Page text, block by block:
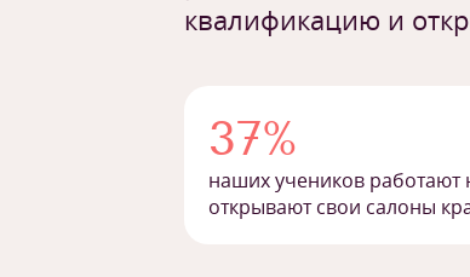
квалификацию и
37%
наших учеников работают
открывают свои салоны